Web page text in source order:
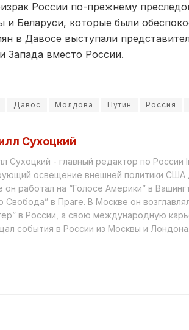
России по-прежнему
Беларуси, которые были
в Давосе выступали
Запада вместо России.
Давос Молдова Путин Россия
Сухоцкий
Сухоцкий - главный редактор по России
освещение внешней политики США
он работал на “Голосе Америки” в
Свобода” в Праге. В Москве он
в России, а свою международную
события в России из Москвы и Лондона.